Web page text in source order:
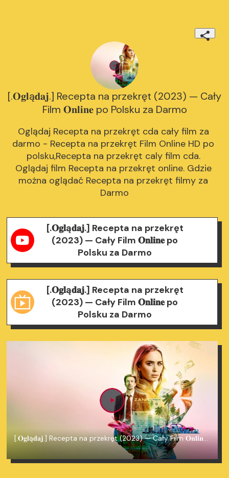
[.𝐎𝐠𝐥ą𝐝𝐚𝐣.] Recepta na przekręt (2023) — Cały
Film 𝐎𝐧𝐥𝐢𝐧𝐞 po Polsku za Darmo
Oglądaj Recepta na przekręt cda cały film za
darmo - Recepta na przekręt Film Online HD po
polsku,Recepta na przekręt caly film cda.
Oglądaj film Recepta na przekręt online. Gdzie
można oglądać Recepta na przekręt filmy za
Darmo
[.𝐎𝐠𝐥ą𝐝𝐚𝐣.] Recepta na przekręt
(2023) — Cały Film 𝐎𝐧𝐥𝐢𝐧𝐞 po
Polsku za Darmo
[.𝐎𝐠𝐥ą𝐝𝐚𝐣.] Recepta na przekręt
(2023) — Cały Film 𝐎𝐧𝐥𝐢𝐧𝐞 po
Polsku za Darmo
[.𝐎𝐠𝐥ą𝐝𝐚𝐣.] Recepta na przekręt (2023) — Cały Film 𝐎𝐧𝐥𝐢𝐧𝐞 po Polsku za Darmo